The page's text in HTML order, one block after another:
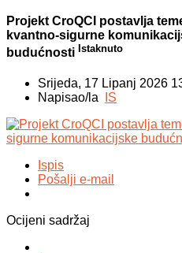
Projekt CroQCI postavlja
kvantno-sigurne
budućnosti Istaknuto
Srijeda, 17 Lipanj 2026
Napisao/la
IS
Ispis
Pošalji e-mail
Ocijeni sadržaj